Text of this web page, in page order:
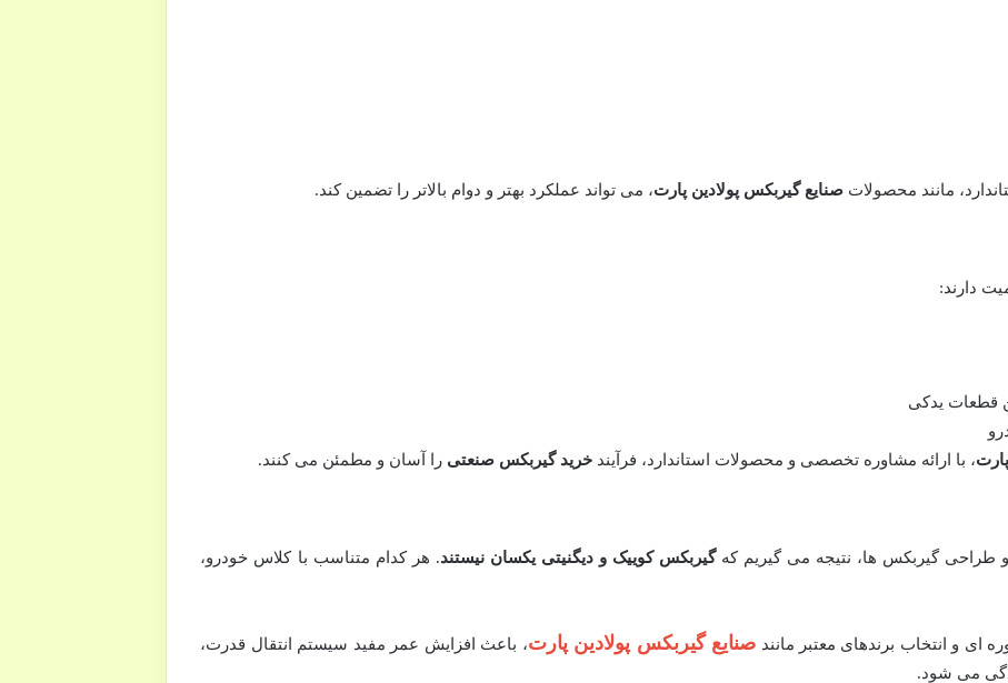
مانند محصولاتصنایع گیربکس پولادین پارت، می تواند عملکرد بهتر و دوام بالاتر را تضمین کند.
دارند:
قطعات یدکی
، با ارائه مشاوره تخصصی و محصولات استاندارد، فرآیندخرید گیربکس صنعتی را آسان و مطمئن می کنند.
گیربکس ها، نتیجه می گیریم کهگیربکس کوییک و دیگنیتی یکسان نیستند. هر کدام متناسب با کلاس خودرو،
ای و انتخاب برندهای معتبر مانند صنایع گیربکس پولادین پارت، باعث افزایش عمر مفید سیستم انتقال قدرت،
می شود.